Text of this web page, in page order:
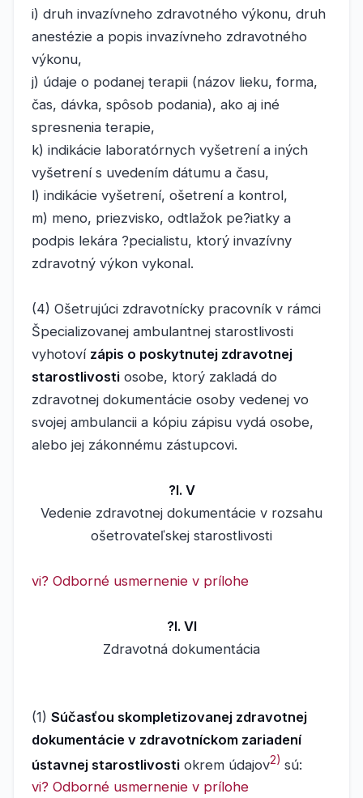
i) druh invazívneho zdravotného výkonu, druh
anestézie a popis invazívneho zdravotného
výkonu,
j) údaje o podanej terapii (názov lieku, forma,
čas, dávka, spôsob podania), ako aj iné
spresnenia terapie,
k) indikácie laboratórnych vyšetrení a iných
vyšetrení s uvedením dátumu a času,
l) indikácie vyšetrení, ošetrení a kontrol,
m) meno, priezvisko, odtlažok pe?iatky a
podpis lekára ?pecialistu, ktorý invazívny
zdravotný výkon vykonal.
(4) Ošetrujúci zdravotnícky pracovník v rámci
Špecializovanej ambulantnej starostlivosti
vyhotoví zápis o poskytnutej zdravotnej
starostlivosti osobe, ktorý zakladá do
zdravotnej dokumentácie osoby vedenej vo
svojej ambulancii a kópiu zápisu vydá osobe,
alebo jej zákonnému zástupcovi.
?l. V
Vedenie zdravotnej dokumentácie v rozsahu
ošetrovateľskej starostlivosti
vi? Odborné usmernenie v prílohe
?l. VI
Zdravotná dokumentácia
(1) Súčasťou skompletizovanej zdravotnej
dokumentácie v zdravotníckom zariadení
ústavnej starostlivosti okrem údajov2) sú:
vi? Odborné usmernenie v prílohe